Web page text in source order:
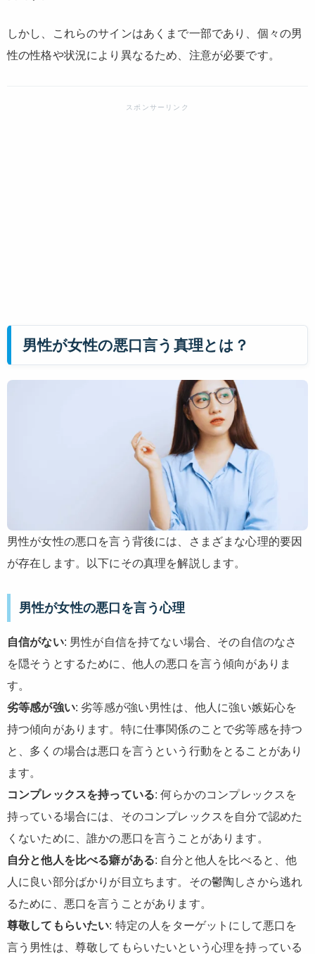
しかし、これらのサインはあくまで一部であり、個々の男
性の性格や状況により異なるため、注意が必要です。
男性が女性の悪口言う真理とは？
男性が女性の悪口を言う背後には、さまざまな心理的要因
が存在します。以下にその真理を解説します。
男性が女性の悪口を言う心理
自信がない: 男性が自信を持てない場合、その自信のなさ
を隠そうとするために、他人の悪口を言う傾向がありま
す。
劣等感が強い: 劣等感が強い男性は、他人に強い嫉妬心を
持つ傾向があります。特に仕事関係のことで劣等感を持つ
と、多くの場合は悪口を言うという行動をとることがあり
ます。
コンプレックスを持っている: 何らかのコンプレックスを
持っている場合には、そのコンプレックスを自分で認めた
くないために、誰かの悪口を言うことがあります。
自分と他人を比べる癖がある: 自分と他人を比べると、他
人に良い部分ばかりが目立ちます。その鬱陶しさから逃れ
るために、悪口を言うことがあります。
尊敬してもらいたい: 特定の人をターゲットにして悪口を
言う男性は、尊敬してもらいたいという心理を持っている